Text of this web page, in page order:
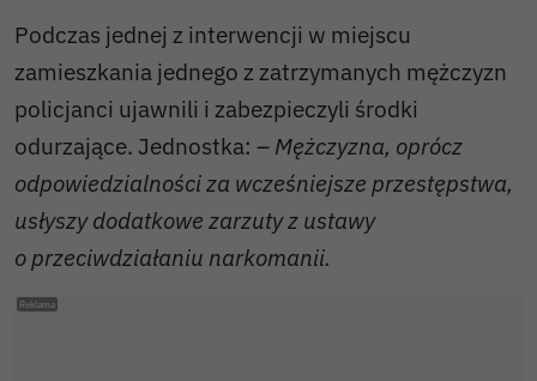
Podczas jednej z interwencji w miejscu
zamieszkania jednego z zatrzymanych mężczyzn
policjanci ujawnili i zabezpieczyli środki
odurzające. Jednostka: – Mężczyzna, oprócz
odpowiedzialności za wcześniejsze przestępstwa,
usłyszy dodatkowe zarzuty z ustawy
o przeciwdziałaniu narkomanii.